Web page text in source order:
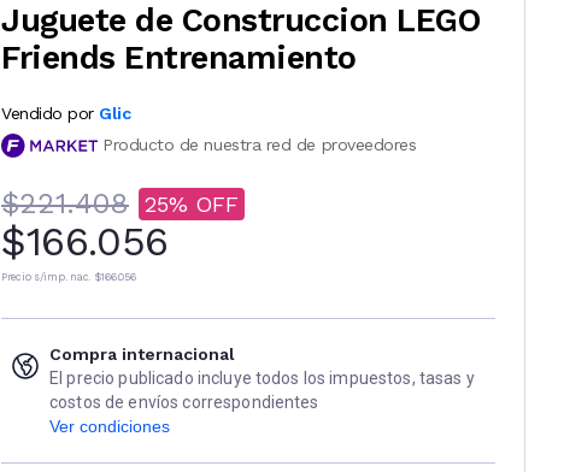
Juguete de Construccion LEGO
Friends Entrenamiento
Vendido por Glic
Producto de nuestra red de proveedores
$221.408 25
$166.056
Precio s/imp. nac. $166.056
Compra internacional
El precio publicado incluye todos los impuestos, tasas y
costos de envíos correspondientes
Ver condiciones